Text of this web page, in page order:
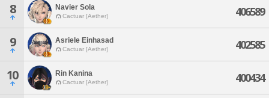
8 Navier Sola
Cactuar [Aether] 406589
9 Asriele Einhasad
Cactuar [Aether] 402585
10 Rin Kanina
Cactuar [Aether] 400434